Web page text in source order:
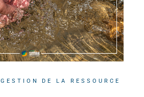
GESTION DE LA RESSOURCE